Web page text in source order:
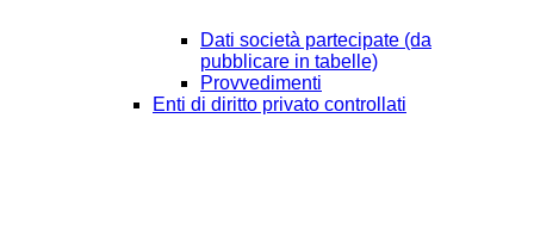
Dati società partecipate (da
pubblicare in tabelle)
Provvedimenti
Enti di diritto privato controllati